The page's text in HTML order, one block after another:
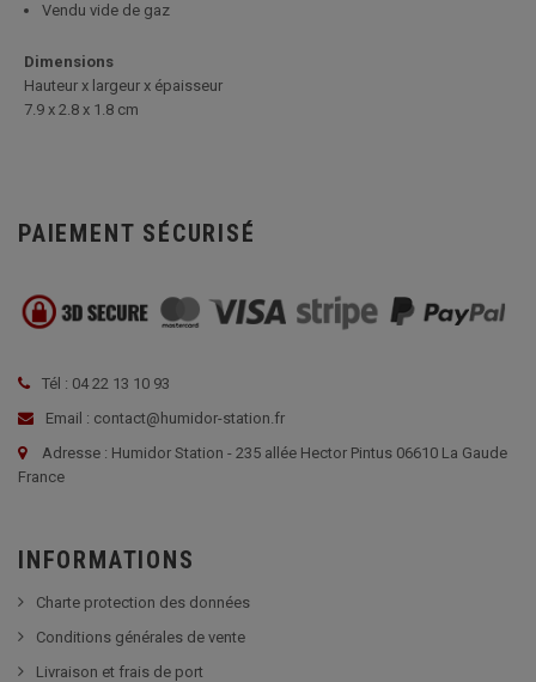
Vendu vide de gaz
Dimensions
Hauteur x largeur x épaisseur
7.9 x 2.8 x 1.8 cm
PAIEMENT SÉCURISÉ
Tél : 04 22 13 10 93
Email : contact@humidor-station.fr
Adresse : Humidor Station - 235 allée Hector Pintus 06610 La Gaude
France
INFORMATIONS
Charte protection des données
Conditions générales de vente
Livraison et frais de port